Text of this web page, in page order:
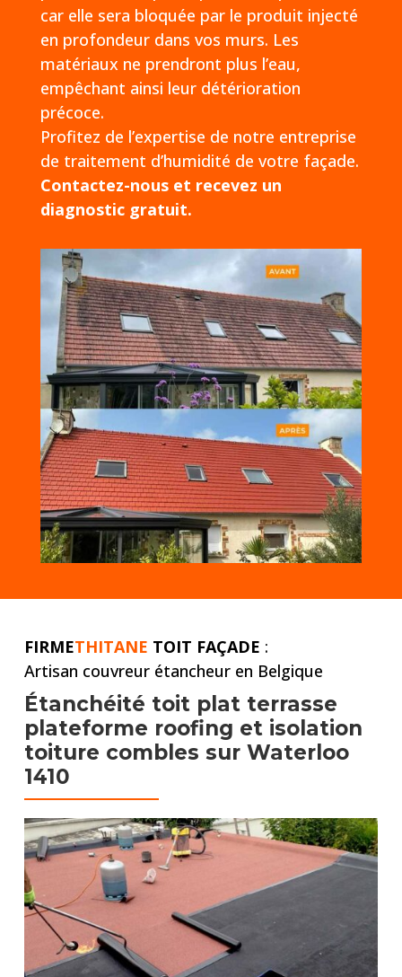
car elle sera bloquée par le produit injecté
en profondeur dans vos murs. Les
matériaux ne prendront plus l’eau,
empêchant ainsi leur détérioration
précoce.
Profitez de l’expertise de notre entreprise
de traitement d’humidité de votre façade.
Contactez-nous et recevez un
diagnostic gratuit.
FIRMETHITANE TOIT FAÇADE :
Artisan couvreur étancheur en Belgique
Étanchéité toit plat terrasse
plateforme roofing et isolation
toiture combles sur Waterloo
1410